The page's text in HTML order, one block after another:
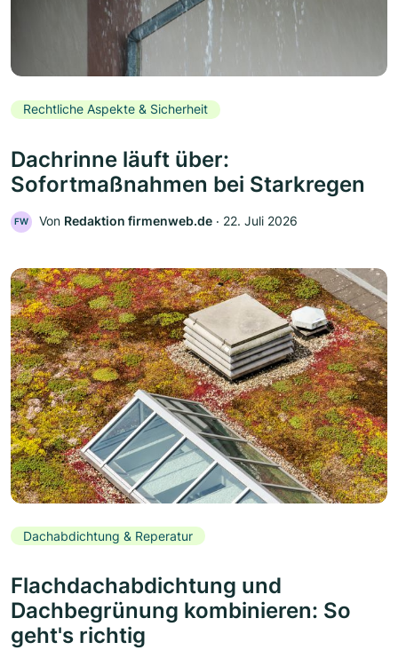
Rechtliche Aspekte & Sicherheit
Dachrinne läuft über:
Sofortmaßnahmen bei Starkregen
FW Von Redaktion firmenweb.de ‧ 22. Juli 2026
Dachabdichtung & Reperatur
Flachdachabdichtung und
Dachbegrünung kombinieren: So
geht's richtig